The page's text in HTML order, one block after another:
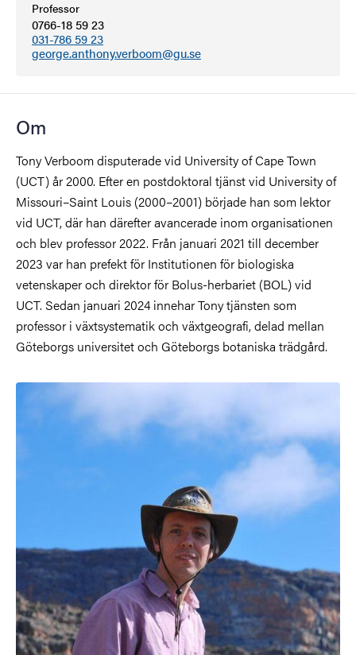
Professor
0766-18 59 23
031-786 59 23
george.anthony.verboom@gu.se
Om
Tony Verboom disputerade vid University of Cape Town
(UCT) år 2000. Efter en postdoktoral tjänst vid University of
Missouri–Saint Louis (2000–2001) började han som lektor
vid UCT, där han därefter avancerade inom organisationen
och blev professor 2022. Från januari 2021 till december
2023 var han prefekt för Institutionen för biologiska
vetenskaper och direktor för Bolus-herbariet (BOL) vid
UCT. Sedan januari 2024 innehar Tony tjänsten som
professor i växtsystematik och växtgeografi, delad mellan
Göteborgs universitet och Göteborgs botaniska trädgård.